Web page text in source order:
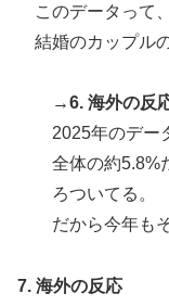
このデータって
結婚のカップル
→6. 海外の反
2025年のデー
全体の約5.8%
ろついてる。
だから今年も
7. 海外の反応